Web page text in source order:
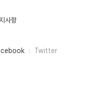
사항
Twitter